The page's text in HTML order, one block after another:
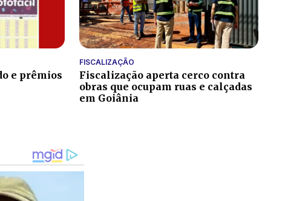
e prêmios
FISCALIZAÇÃO
Fiscalização aperta cerco contra
obras que ocupam ruas e calçadas
em Goiânia